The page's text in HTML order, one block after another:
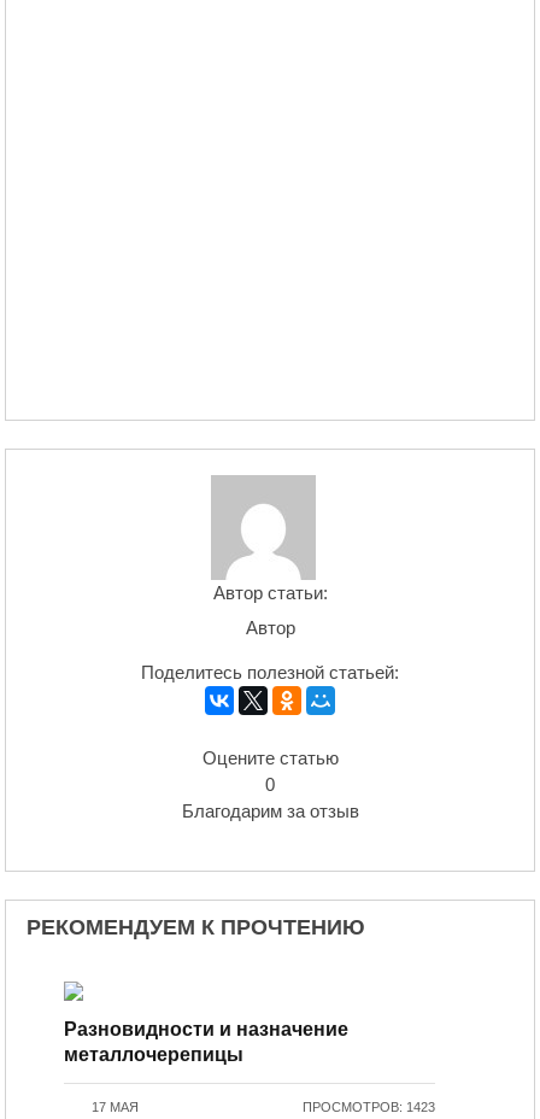
Автор статьи:
Автор
Поделитесь полезной статьей:
Оцените статью
0
Благодарим за отзыв
РЕКОМЕНДУЕМ К ПРОЧТЕНИЮ
Разновидности и назначение
металлочерепицы
17 МАЯ ПРОСМОТРОВ: 1423